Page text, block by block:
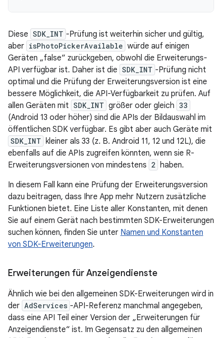
Diese SDK_INT -Prüfung ist weiterhin sicher und gültig,
aber isPhotoPickerAvailable würde auf einigen
Geräten „false“ zurückgeben, obwohl die Erweiterungs-
API verfügbar ist. Daher ist die SDK_INT -Prüfung nicht
optimal und die Prüfung der Erweiterungsversion ist eine
bessere Möglichkeit, die API-Verfügbarkeit zu prüfen. Auf
allen Geräten mit SDK_INT größer oder gleich 33
(Android 13 oder höher) sind die APIs der Bildauswahl im
öffentlichen SDK verfügbar. Es gibt aber auch Geräte mit
SDK_INT
kleiner als 33 (z. B. Android 11, 12 und 12L), die
ebenfalls auf die APIs zugreifen könnten, wenn sie R-
Erweiterungsversionen von mindestens 2
haben.
In diesem Fall kann eine Prüfung der Erweiterungsversion
dazu beitragen, dass Ihre App mehr Nutzern zusätzliche
Funktionen bietet. Eine Liste aller Konstanten, mit denen
Sie auf einem Gerät nach bestimmten SDK-Erweiterungen
suchen können, finden Sie unter Namen und Konstanten
von SDK-Erweiterungen.
Erweiterungen für Anzeigendienste
Ähnlich wie bei den allgemeinen SDK-Erweiterungen wird in
der AdServices -API-Referenz manchmal angegeben,
dass eine API Teil einer Version der „Erweiterungen für
Anzeigendienste“ ist. Im Gegensatz zu den allgemeinen